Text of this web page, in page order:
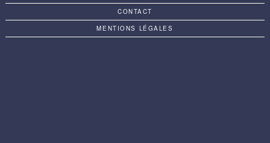
CONTACT
MENTIONS LÉGALES